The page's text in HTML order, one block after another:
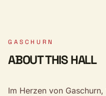
GASCHURN
ABOUT THIS HALL
Im Herzen von